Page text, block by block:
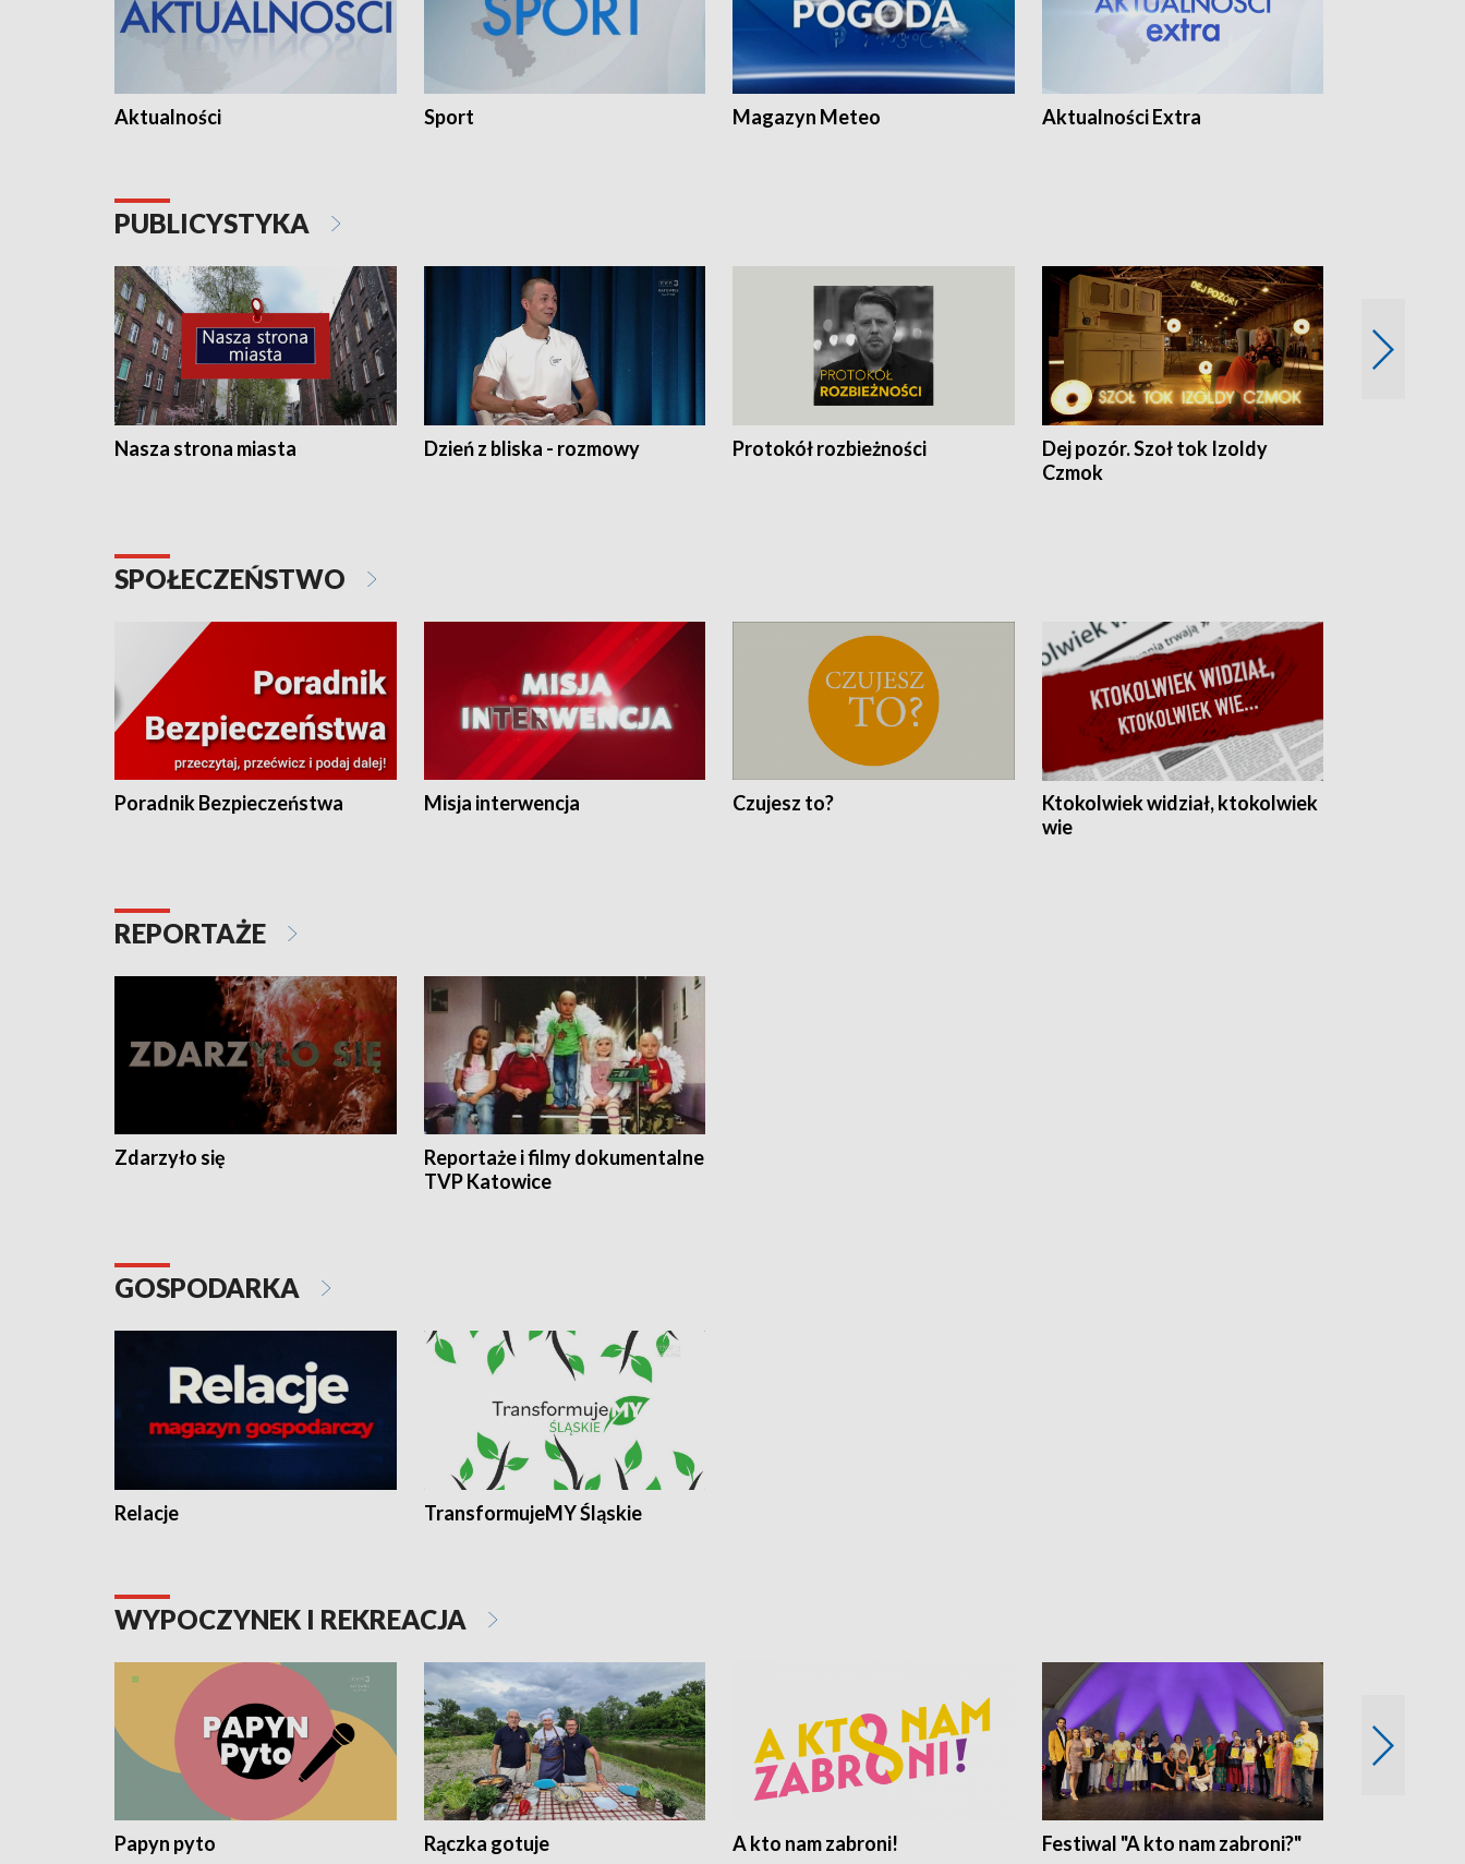
Aktualności Sport Magazyn Meteo Aktualności Extra
PUBLICYSTYKA
Nasza strona miasta Dzień z bliska - rozmowy Protokół rozbieżności
Dej pozór. Szoł tok Izoldy
Czmok
SPOŁECZEŃSTWO
Poradnik Bezpieczeństwa Misja interwencja Czujesz to?
Ktokolwiek widział, ktokolwiek
wie
REPORTAŻE
Zdarzyło się
Reportaże i filmy dokumentalne
TVP Katowice
GOSPODARKA
Relacje TransformujeMY Śląskie
WYPOCZYNEK I REKREACJA
Papyn pyto Rączka gotuje A kto nam zabroni! Festiwal "A kto nam zabroni?"